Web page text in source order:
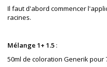
Il faut d'abord commencer
racines.
Mélange 1+ 1.5 :
50ml de coloration Generik pour